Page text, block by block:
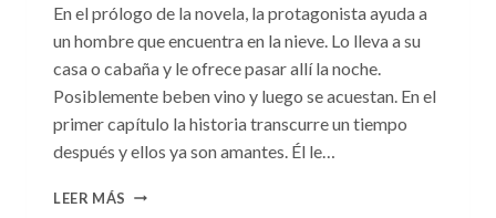
En el prólogo de la novela, la protagonista ayuda a
un hombre que encuentra en la nieve. Lo lleva a su
casa o cabaña y le ofrece pasar allí la noche.
Posiblemente beben vino y luego se acuestan. En el
primer capítulo la historia transcurre un tiempo
después y ellos ya son amantes. Él le…
LEER MÁS CONSULTA